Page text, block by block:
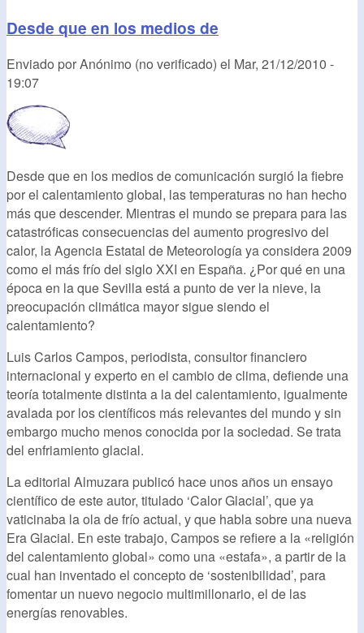
Desde que en los medios de
Enviado porAnónimo (no verificado) el Mar, 21/12/2010 -
19:07
Desde que en los medios de comunicación surgió la fiebre
por el calentamiento global, las temperaturas no han hecho
más que descender. Mientras el mundo se prepara para las
catastróficas consecuencias del aumento progresivo del
calor, la Agencia Estatal de Meteorología ya considera 2009
como el más frío del siglo XXI en España. ¿Por qué en una
época en la que Sevilla está a punto de ver la nieve, la
preocupación climática mayor sigue siendo el
calentamiento?
Luis Carlos Campos, periodista, consultor financiero
internacional y experto en el cambio de clima, defiende una
teoría totalmente distinta a la del calentamiento, igualmente
avalada por los científicos más relevantes del mundo y sin
embargo mucho menos conocida por la sociedad. Se trata
del enfriamiento glacial.
La editorial Almuzara publicó hace unos años un ensayo
científico de este autor, titulado ‘Calor Glacial’, que ya
vaticinaba la ola de frío actual, y que habla sobre una nueva
Era Glacial. En este trabajo, Campos se refiere a la «religión
del calentamiento global» como una «estafa», a partir de la
cual han inventado el concepto de ‘sostenibilidad’, para
fomentar un nuevo negocio multimillonario, el de las
energías renovables.